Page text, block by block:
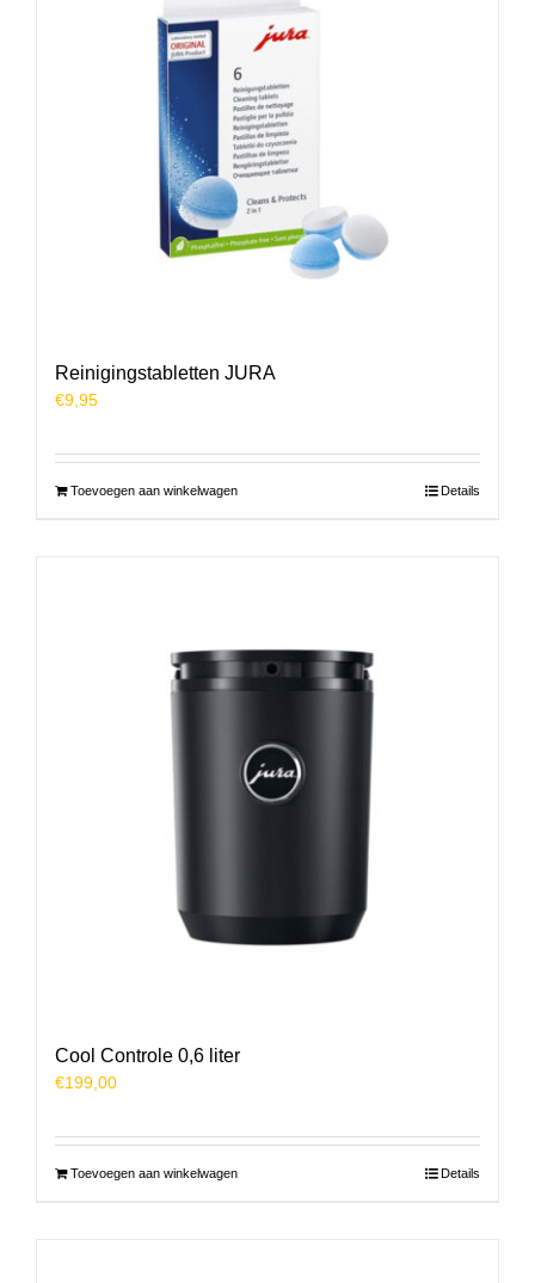
Reinigingstabletten JURA
€9,95
Toevoegen aan winkelwagen Details
Cool Controle 0,6 liter
€199,00
Toevoegen aan winkelwagen Details